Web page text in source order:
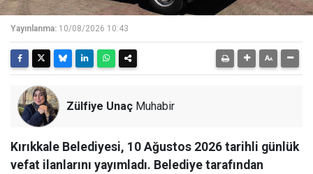
Yayınlanma: 10/08/2026 10:43
Zülfiye Unaç Muhabir
Kırıkkale Belediyesi, 10 Ağustos 2026 tarihli günlük
vefat ilanlarını yayımladı. Belediye tarafından